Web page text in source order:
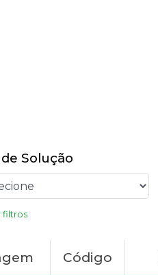
Solução
filtros
Código